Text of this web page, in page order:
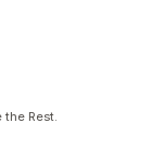
the Rest.